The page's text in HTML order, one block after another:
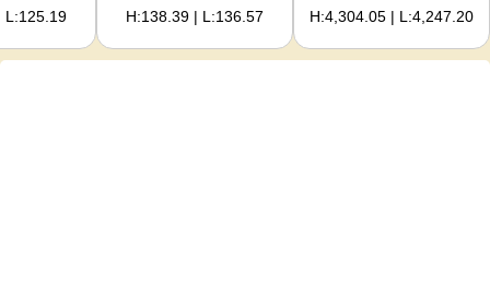
حاسبة الذهب H:4,304.05 | L:4,247.20
H:138.39 | L:136.57
L:125.19